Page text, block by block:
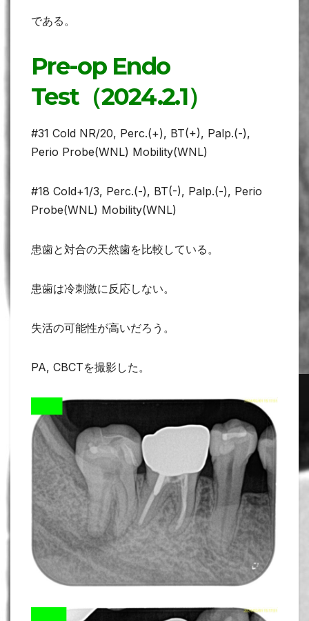
である。
Pre-op Endo
Test（2024.2.1）
#31 Cold NR/20, Perc.(+), BT(+), Palp.(-),
Perio Probe(WNL) Mobility(WNL)
#18 Cold+1/3, Perc.(-), BT(-), Palp.(-), Perio
Probe(WNL) Mobility(WNL)
患歯と対合の天然歯を比較している。
患歯は冷刺激に反応しない。
失活の可能性が高いだろう。
PA, CBCTを撮影した。